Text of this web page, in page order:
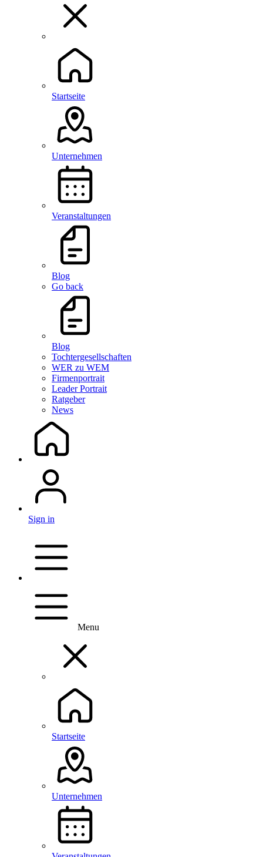
Startseite
Unternehmen
Veranstaltungen
Blog
Go back
Blog
Tochtergesellschaften
WER zu WEM
Firmenportrait
Leader Portrait
Ratgeber
News
Sign in
Menu
Startseite
Unternehmen